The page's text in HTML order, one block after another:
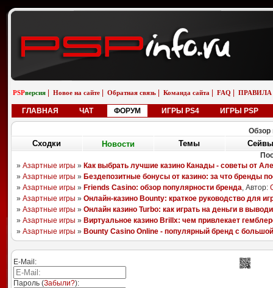
PSPверсия Новое на сайте Обратная связь Команда сайта FAQ ПРАВИЛА
ГЛАВНАЯ ЧАТ ФОРУМ ИГРЫ PS4 ИГРЫ PSP
Обзор
Сходки Новости Темы Сейвы
08.08.25
Sony Aero Theme
randomizer562
06.11.18
Pixels
boyarchuk
26.04.13
LittleBigPlanet
YAGAMI55
05.01.13
Ika Musume
ULTIMATOR
E-Mail:
Пароль (Забыли?):